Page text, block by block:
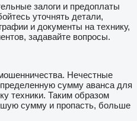
залоги и предоплаты
уточнять детали,
и документы на технику,
задавайте вопросы.
Нечестные
сумму аванса для
техники. Таким образом
сумму и пропасть, больше